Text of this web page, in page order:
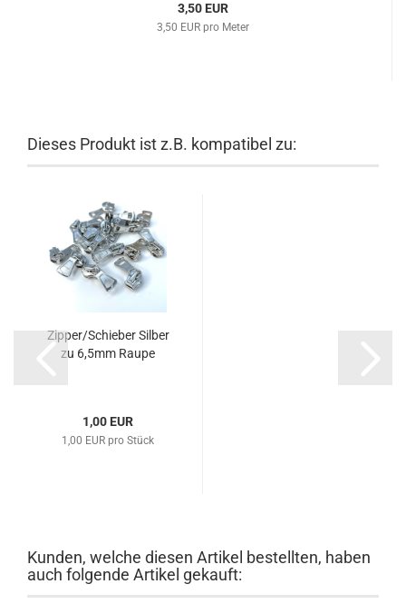
3,50 EUR
3,50 EUR pro Meter
Dieses Produkt ist z.B. kompatibel zu:
Zipper/Schieber Silber
zu 6,5mm Raupe
1,00 EUR
1,00 EUR pro Stück
Kunden, welche diesen Artikel bestellten, haben
auch folgende Artikel gekauft: